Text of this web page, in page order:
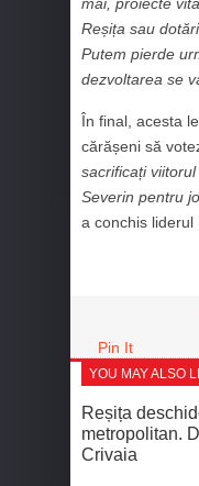
Reșița sau
Putem pierde
dezvoltarea se
În final, acesta
cărășeni să
sacrificați
Severin pentru
a conchis liderul
Pin It
YOU MAY ALSO
Reșița
metropolitan.
Crivaia